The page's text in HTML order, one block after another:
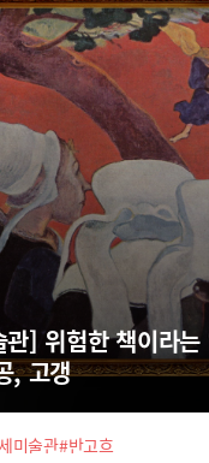
] 위험한 책이라는
, 고갱
미술관#반고흐